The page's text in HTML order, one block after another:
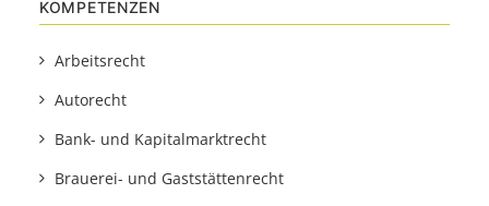
KOMPETENZEN
Arbeitsrecht
Autorecht
Bank- und Kapitalmarktrecht
Brauerei- und Gaststättenrecht